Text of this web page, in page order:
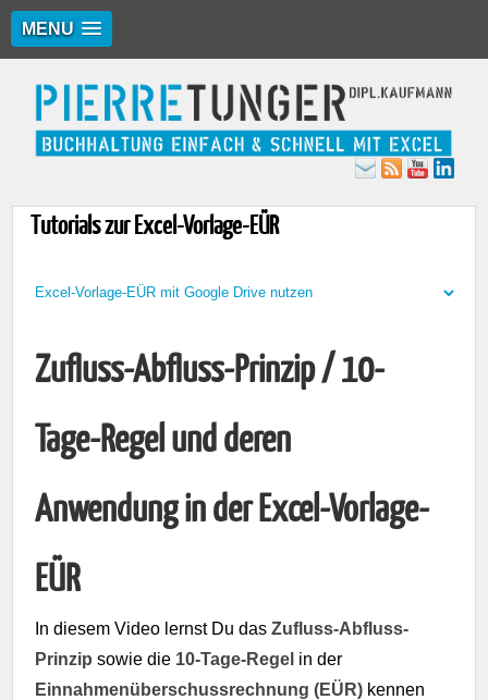
MENU
Tutorials zur Excel-Vorlage-EÜR
Zufluss-Abfluss-Prinzip / 10-
Tage-Regel und deren
Anwendung in der Excel-Vorlage-
EÜR
In diesem Video lernst Du dasZufluss-Abfluss-
Prinzip sowie die 10-Tage-Regel in der
Einnahmenüberschussrechnung (EÜR) kennen